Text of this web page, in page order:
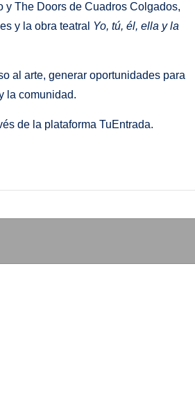
y The Doors de Cuadros Colgados,
y la obra teatral Yo, tú, él, ella y la
al arte, generar oportunidades para
la comunidad.
de la plataforma TuEntrada.